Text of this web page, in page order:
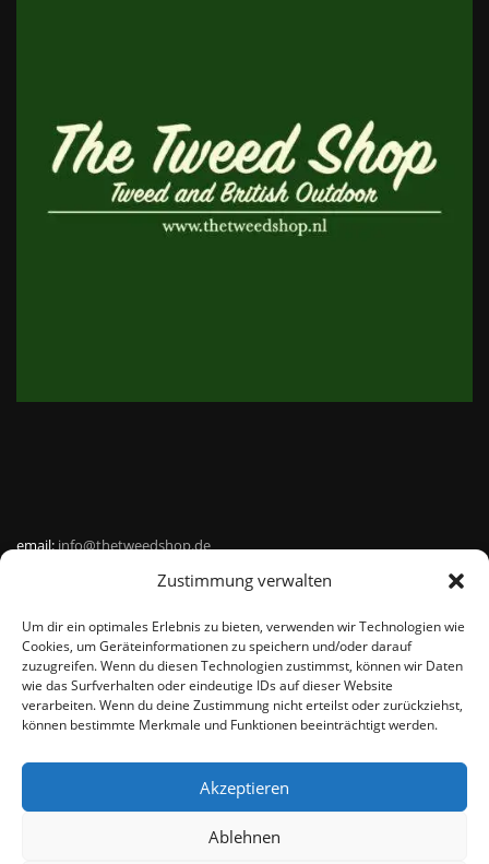
Zustimmung verwalten
Um dir ein optimales Erlebnis zu bieten, verwenden wir Technologien wie
Cookies, um Geräteinformationen zu speichern und/oder darauf
zuzugreifen. Wenn du diesen Technologien zustimmst, können wir Daten
wie das Surfverhalten oder eindeutige IDs auf dieser Website
verarbeiten. Wenn du deine Zustimmung nicht erteilst oder zurückziehst,
können bestimmte Merkmale und Funktionen beeinträchtigt werden.
Akzeptieren
Ablehnen
email:info@thetweedshop.de
Kvk Nummer: 88959732
MWSnr: NL864836247B01
© THEMEISLE, ALL RIGHTS RESERVED